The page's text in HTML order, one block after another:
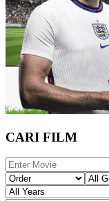
CARI FILM